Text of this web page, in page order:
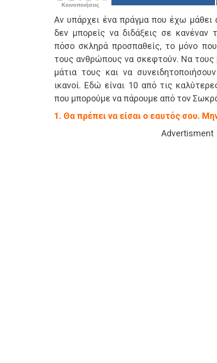
Κοινοποιήσεις
Αν υπάρχει ένα πράγμα που έχω μάθει
δεν μπορείς να διδάξεις σε κανέναν
πόσο σκληρά προσπαθείς, το μόνο που
τους ανθρώπους να σκεφτούν. Να τους
μάτια τους και να
ικανοί. Εδώ είναι 10 από τις
που μπορούμε να πάρουμε από τον
1. Θα πρέπει να είσαι ο εαυτός σου.
Advertisment